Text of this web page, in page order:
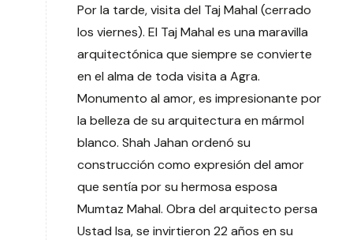
Por la tarde, visita del Taj Mahal (cerrado
los viernes). El Taj Mahal es una maravilla
arquitectónica que siempre se convierte
en el alma de toda visita a Agra.
Monumento al amor, es impresionante por
la belleza de su arquitectura en mármol
blanco. Shah Jahan ordenó su
construcción como expresión del amor
que sentía por su hermosa esposa
Mumtaz Mahal. Obra del arquitecto persa
Ustad Isa, se invirtieron 22 años en su